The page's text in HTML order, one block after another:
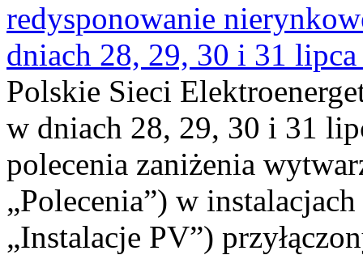
redysponowanie
dniach 28, 29, 30 i 31
Polskie Sieci
w dniach 28, 29, 30 i 31
polecenia zaniżenia
„Polecenia”) w
„Instalacje PV”)